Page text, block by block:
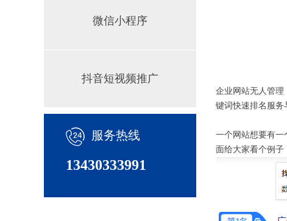
企业网站无人管理
键词快速排名服务
一个网站想要有一
面给大家看个例子
微信小程序
抖音短视频推广
13430333991
服务热线